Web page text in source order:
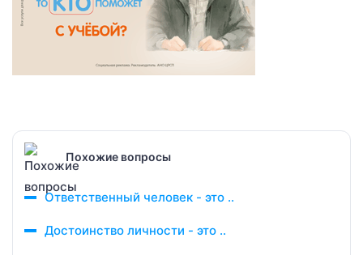
Похожие вопросы
Ответственный человек - это ..
Достоинство личности - это ..